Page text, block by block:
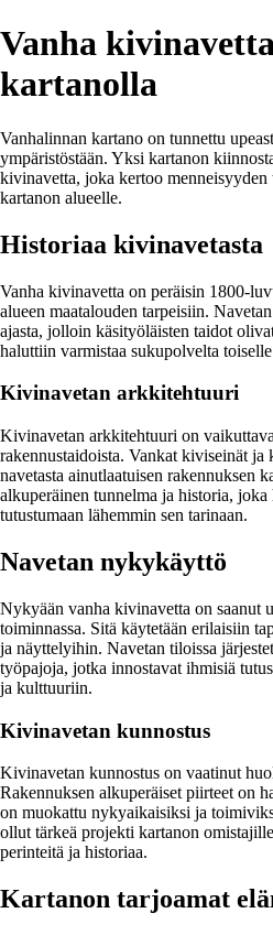
Vanha
kartanolla
Vanhalinnan kartano on tunnettu
ympäristöstään. Yksi kartanon
kivinavetta, joka kertoo menneisyyden
kartanon alueelle.
Historiaa kivinavetasta
Vanha kivinavetta on peräisin 1800-
alueen maatalouden tarpeisiin.
ajasta, jolloin käsityöläisten taidot
haluttiin varmistaa sukupolvelta
Kivinavetan arkkitehtuuri
Kivinavetan arkkitehtuuri on
rakennustaidoista. Vankat kiviseinät
navetasta ainutlaatuisen rakennuksen
alkuperäinen tunnelma ja historia,
tutustumaan lähemmin sen tarinaan.
Navetan nykykäyttö
Nykyään vanha kivinavetta on saanut
toiminnassa. Sitä käytetään erilaisiin
ja näyttelyihin. Navetan tiloissa
työpajoja, jotka innostavat ihmisiä
ja kulttuuriin.
Kivinavetan kunnostus
Kivinavetan kunnostus on vaatinut
Rakennuksen alkuperäiset piirteet on
on muokattu nykyaikaisiksi ja
ollut tärkeä projekti kartanon
perinteitä ja historiaa.
Kartanon tarjoamat